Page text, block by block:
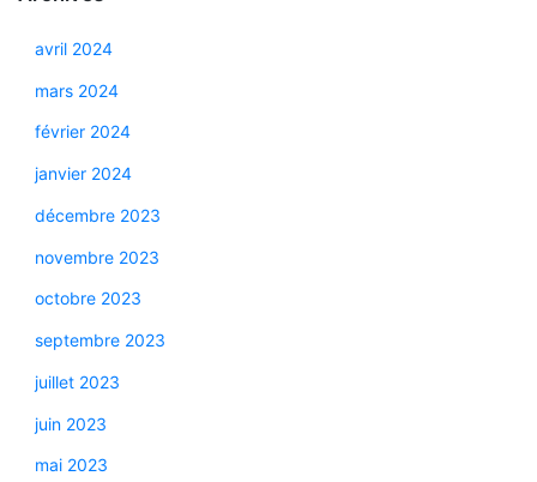
avril 2024
mars 2024
février 2024
janvier 2024
décembre 2023
novembre 2023
octobre 2023
septembre 2023
juillet 2023
juin 2023
mai 2023